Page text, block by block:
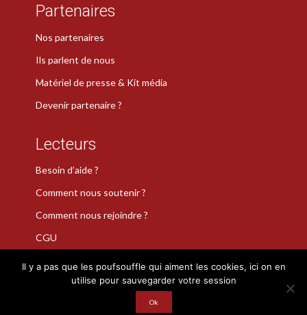
Partenaires
Nos partenaires
Ils parlent de nous
Matériel de presse & Kit média
Devenir partenaire ?
Lecteurs
Besoin d’aide ?
Comment nous soutenir ?
Comment nous rejoindre ?
CGU
La Plume de Poudlard est une marque déposée · Copyright 2026
· Tous droits réservés
Il y a pas que les poufsouffle qui aiment les cookies, ici on en
utilise pour sauvegarder votre session
Ok